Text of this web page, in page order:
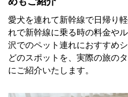
愛犬を連れて新幹線で日帰り
れで新幹線に乗る時の料金や
沢でのペット連れにおすすめ
どのスポットを、実際の旅の
にご紹介いたします。